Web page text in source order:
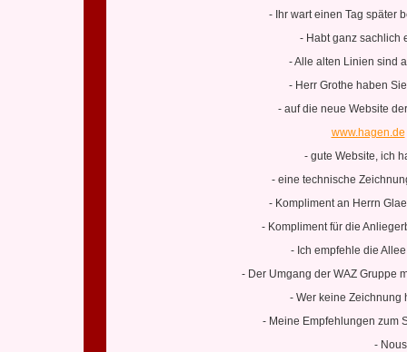
- Ihr wart einen Tag später
- Habt ganz sachlich
- Alle alten Linien sind
- Herr Grothe haben
- auf die neue Website
www.hagen.de
- gute Website, ich
- eine technische
- Kompliment an Herrn
- Kompliment für die
- Ich empfehle die
- Der Umgang der WAZ Gruppe
- Wer keine Zeichnung
- Meine Empfehlungen zum
-